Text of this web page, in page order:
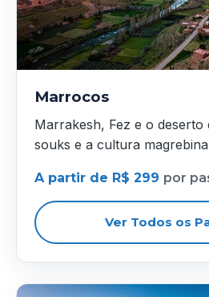
Marrocos
Marrakesh, Fez e o deserto
souks e a cultura
A partir de R$ 299 por
Ver Todos os